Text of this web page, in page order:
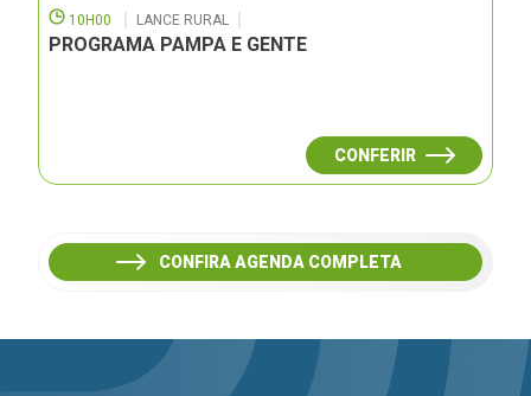
10H00 LANCE RURAL
PROGRAMA PAMPA E GENTE
CONFERIR
CONFIRA AGENDA COMPLETA